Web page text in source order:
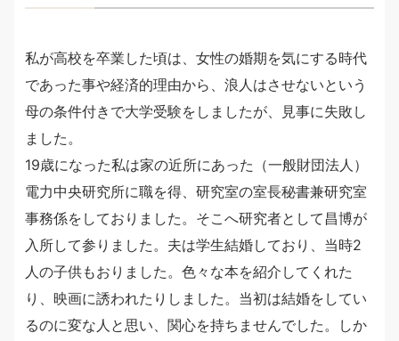
私が高校を卒業した頃は、女性の婚期を気にする時代
であった事や経済的理由から、浪人はさせないという
母の条件付きで大学受験をしましたが、見事に失敗し
ました。
19歳になった私は家の近所にあった（一般財団法人）
電力中央研究所に職を得、研究室の室長秘書兼研究室
事務係をしておりました。そこへ研究者として昌博が
入所して参りました。夫は学生結婚しており、当時2
人の子供もおりました。色々な本を紹介してくれた
り、映画に誘われたりしました。当初は結婚をしてい
るのに変な人と思い、関心を持ちませんでした。しか